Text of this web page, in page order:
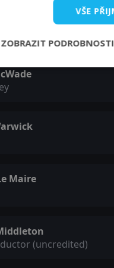
Maire
(uncredited)
VŠE
ZOBRAZIT PODROBNOSTI